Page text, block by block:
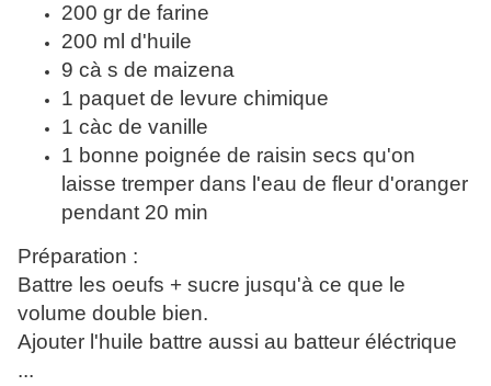
200 gr de farine
200 ml d'huile
9 cà s de maizena
1 paquet de levure chimique
1 càc de vanille
1 bonne poignée de raisin secs qu'on
laisse tremper dans l'eau de fleur d'oranger
pendant 20 min
Préparation :
Battre les oeufs + sucre jusqu'à ce que le
volume double bien.
Ajouter l'huile battre aussi au batteur éléctrique
...